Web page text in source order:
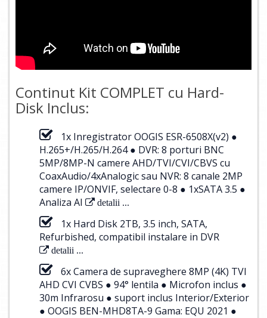
Continut Kit COMPLET cu Hard-
Disk Inclus:
1x Inregistrator OOGIS ESR-6508X(v2) ●
H.265+/H.265/H.264 ● DVR: 8 porturi BNC
5MP/8MP-N camere AHD/TVI/CVI/CBVS cu
CoaxAudio/4xAnalogic sau NVR: 8 canale 2MP
camere IP/ONVIF, selectare 0-8 ● 1xSATA 3.5 ●
Analiza AI
detalii ...
1x Hard Disk 2TB, 3.5 inch, SATA,
Refurbished, compatibil instalare in DVR
detalii ...
6x Camera de supraveghere 8MP (4K) TVI
AHD CVI CVBS ● 94° lentila ● Microfon inclus ●
30m Infrarosu ● suport inclus Interior/Exterior
● OOGIS BEN-MHD8TA-9 Gama: EQU 2021 ●